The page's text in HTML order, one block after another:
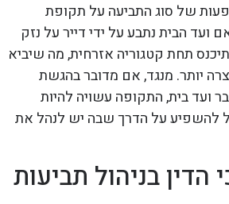
של סוג התביעה על תקופת
ועד הבית נתבע על ידי דייר על נזק
תחת קטגוריה אזרחית, מה שיביא
יותר. מנגד, אם מדובר בהגשת
ועד בית, התקופה עשויה להיות
להשפיע על הדרך שבה יש לנהל את
הדין בניהול תביעות